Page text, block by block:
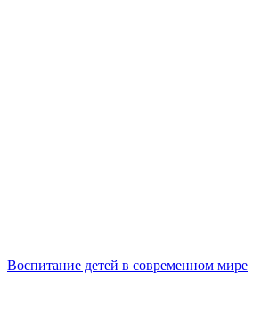
Воспитание детей в современном мире